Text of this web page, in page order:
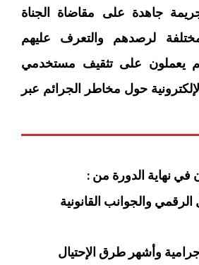
جاهدة على مقاضاة الجناة
لرصدهم والتعرف عليهم
يعملون على تثقيف مستخدمي
حول مخاطر الجرائم عبر
نهاية الدورة من :
الرقمي والجوانب القانونية
وأشهر طرق الإحتيال